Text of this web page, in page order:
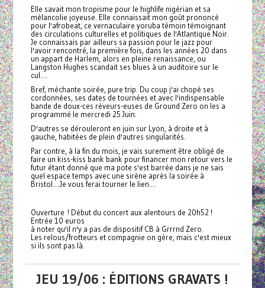
Elle savait mon tropisme pour le highlife nigérian et sa
mélancolie joyeuse. Elle connaissait mon goût prononcé
pour l'afrobeat, ce vernaculaire yoruba témoin témoignant
des circulations culturelles et politiques de l'Atlantique Noir.
Je connaissais par ailleurs sa passion pour le jazz pour
l'avoir rencontré, la première fois, dans les années 20 dans
un appart de Harlem, alors en pleine renaissance, ou
Langston Hughes scandait ses blues à un auditoire sur le
cul....
Bref, méchante soirée, pure trip. Du coup j'ai chopé ses
cordonnées, ses dates de tournées et avec l'indispensable
bande de doux-ces réveurs-euses de Ground Zero on les a
programmé le mercredi 25 Juin.
D'autres se dérouleront en juin sur Lyon, à droite et à
gauche, habitées de plein d'autres singularités.
Par contre, à la fin du mois, je vais surement être obligé de
faire un kiss-kiss bank bank pour financer mon retour vers le
futur étant donné que ma pote s'est barrée dans je ne sais
quel espace temps avec une sirène après la soirée à
Bristol....Je vous ferai tourner le lien....
Ouverture ! Début du concert aux alentours de 20h52 !
Entrée 10 euros
à noter qu'il n'y a pas de dispositif CB à Grrrnd Zero.
Les relous/frotteurs et compagnie on gère, mais c'est mieux
si ils sont pas là.
JEU 19/06 : ÉDITIONS GRAVATS !